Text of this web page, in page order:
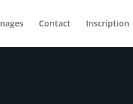
Contact Inscription